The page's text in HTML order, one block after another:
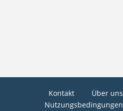
Kontakt Über uns
Nutzungsbedingungen